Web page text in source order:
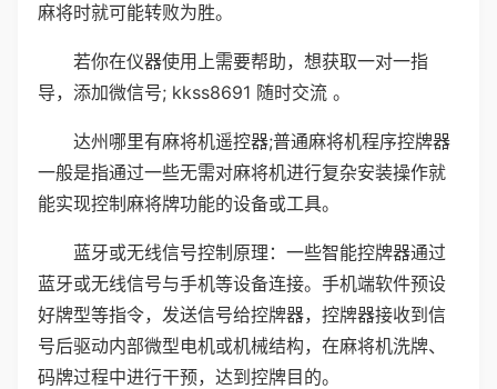
麻将时就可能转败为胜。
若你在仪器使用上需要帮助，想获取一对一指
导，添加微信号; kkss8691 随时交流 。
达州哪里有麻将机遥控器;普通麻将机程序控牌器
一般是指通过一些无需对麻将机进行复杂安装操作就
能实现控制麻将牌功能的设备或工具。
蓝牙或无线信号控制原理：一些智能控牌器通过
蓝牙或无线信号与手机等设备连接。手机端软件预设
好牌型等指令，发送信号给控牌器，控牌器接收到信
号后驱动内部微型电机或机械结构，在麻将机洗牌、
码牌过程中进行干预，达到控牌目的。